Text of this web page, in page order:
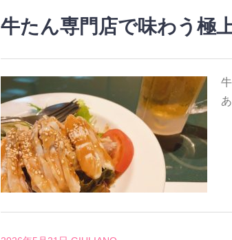
牛たん専門店で味わう極